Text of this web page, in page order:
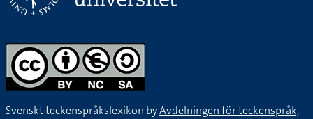
Svenskt teckenspråkslexikon byAvdelningen för teckenspråk,